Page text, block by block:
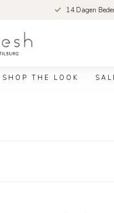
14 Dagen
SHOP THE LOOK